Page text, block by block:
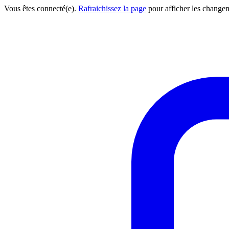
Vous êtes connecté(e). Rafraichissez la page pour afficher les